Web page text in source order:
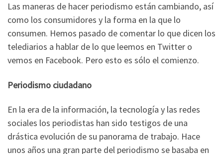
Las maneras de hacer periodismo están cambiando, así
como los consumidores y la forma en la que lo
consumen. Hemos pasado de comentar lo que dicen los
telediarios a hablar de lo que leemos en Twitter o
vemos en Facebook. Pero esto es sólo el comienzo.
Periodismo ciudadano
En la era de la información, la tecnología y las redes
sociales los periodistas han sido testigos de una
drástica evolución de su panorama de trabajo. Hace
unos años una gran parte del periodismo se basaba en